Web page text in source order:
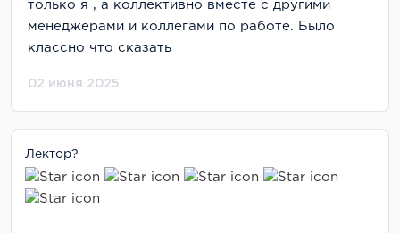
только я , а коллективно вместе с другими
менеджерами и коллегами по работе. Было
классно что сказать
02 июня 2025
Лектор?